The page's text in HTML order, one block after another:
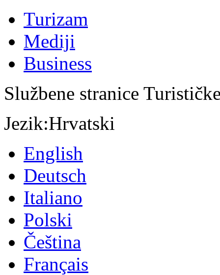
Turizam
Mediji
Business
Službene stranice
Jezik:Hrvatski
English
Deutsch
Italiano
Polski
Čeština
Français